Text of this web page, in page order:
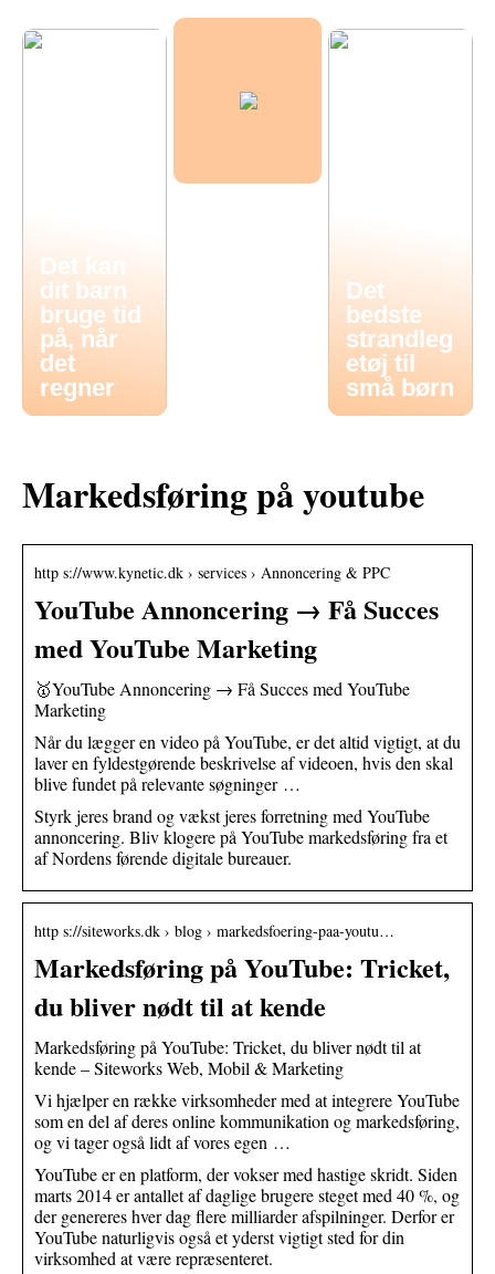
Det kan
dit barn
bruge tid
på, når
det
regner
Det
bedste
strandleg
etøj til
små børn
Markedsføring på youtube
http s://www.kynetic.dk › services › Annoncering & PPC
YouTube Annoncering → Få Succes
med YouTube Marketing
🥇YouTube Annoncering → Få Succes med YouTube
Marketing
Når du lægger en video på YouTube, er det altid vigtigt, at du
laver en fyldestgørende beskrivelse af videoen, hvis den skal
blive fundet på relevante søgninger …
Styrk jeres brand og vækst jeres forretning med YouTube
annoncering. Bliv klogere på YouTube markedsføring fra et
af Nordens førende digitale bureauer.
http s://siteworks.dk › blog › markedsfoering-paa-youtu…
Markedsføring på YouTube: Tricket,
du bliver nødt til at kende
Markedsføring på YouTube: Tricket, du bliver nødt til at
kende – Siteworks Web, Mobil & Marketing
Vi hjælper en række virksomheder med at integrere YouTube
som en del af deres online kommunikation og markedsføring,
og vi tager også lidt af vores egen …
YouTube er en platform, der vokser med hastige skridt. Siden
marts 2014 er antallet af daglige brugere steget med 40 %, og
der genereres hver dag flere milliarder afspilninger. Derfor er
YouTube naturligvis også et yderst vigtigt sted for din
virksomhed at være repræsenteret.